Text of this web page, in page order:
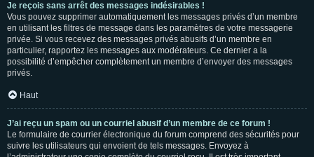
Je reçois sans arrêt des messages indésirables !
Vous pouvez supprimer automatiquement les messages privés d’un membre
en utilisant les filtres de message dans les paramètres de votre messagerie
privée. Si vous recevez des messages privés abusifs d’un membre en
particulier, rapportez les messages aux modérateurs. Ce dernier a la
possibilité d’empêcher complètement un membre d’envoyer des messages
privés.
Haut
J’ai reçu un spam ou un courriel abusif d’un membre de ce forum !
Le formulaire de courrier électronique du forum comprend des sécurités pour
suivre les utilisateurs qui envoient de tels messages. Envoyez à